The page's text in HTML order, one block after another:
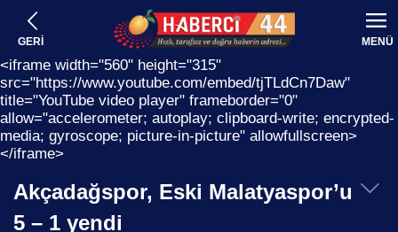
GERİ MENÜ
<iframe width="560" height="315"
src="https://www.youtube.com/embed/tjTLdCn7Daw"
title="YouTube video player" frameborder="0"
allow="accelerometer; autoplay; clipboard-write; encrypted-
media; gyroscope; picture-in-picture" allowfullscreen>
</iframe>
Akçadağspor, Eski Malatyaspor’u
5 – 1 yendi